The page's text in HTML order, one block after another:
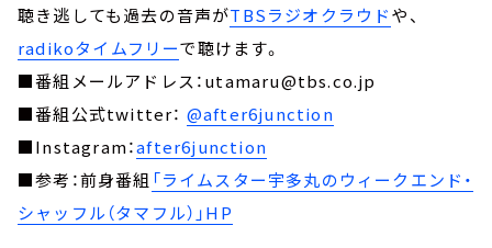
聴き逃しても過去の音声がTBSラジオクラウドや、
radikoタイムフリーで聴けます。
■番組メールアドレス：utamaru@tbs.co.jp
■番組公式twitter： @after6junction
■Instagram：after6junction
■参考：前身番組 「ライムスター宇多丸のウィークエンド・
シャッフル（タマフル）」HP